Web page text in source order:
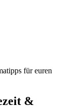
für euren
&